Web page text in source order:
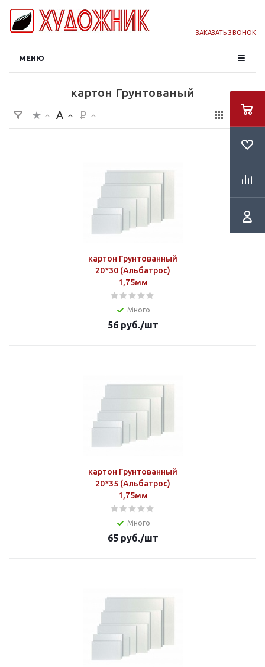
ЗАКАЗАТЬ ЗВОНОК
МЕНЮ
картон Грунтованый
картон Грунтованный
20*30 (Альбатрос)
1,75мм
Много
56руб./шт
картон Грунтованный
20*35 (Альбатрос)
1,75мм
Много
65руб./шт